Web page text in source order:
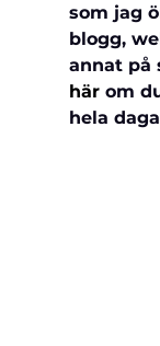
som jag
blogg,
annat på
här om
hela